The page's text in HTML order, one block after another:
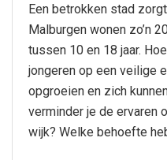
Een betrokken stad
Malburgen wonen zo’n
tussen 10 en 18 jaar.
jongeren op een veilige
opgroeien en zich
verminder je de ervaren
wijk? Welke behoefte